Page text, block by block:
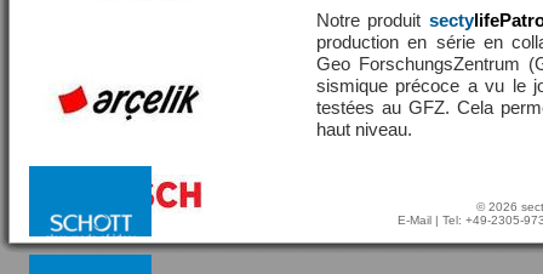
Notre produit secty
production en série en
Geo ForschungsZentrum
sismique précoce a vu le
testées au GFZ. Cela
haut niveau.
© 2026
E-Mail | Tel: +49-2305-